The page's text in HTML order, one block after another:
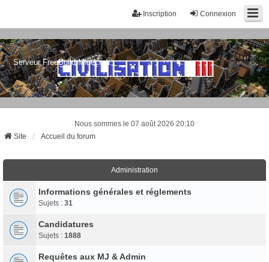
Connexion
Inscription
Serveur FreeBuild Minecraft
Nous sommes le 07 août 2026 20:10
Site
Accueil du forum
Administration
Informations générales et réglements
Sujets : 31
Candidatures
Sujets : 1888
Requêtes aux MJ & Admin